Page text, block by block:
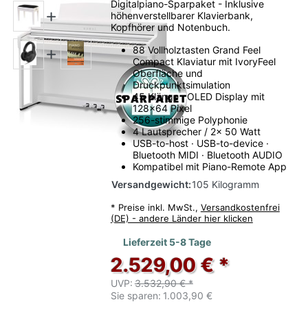
Digitalpiano-Sparpaket - Inklusive
höhenverstellbarer Klavierbank,
Kopfhörer und Notenbuch.
88 Vollholztasten Grand Feel
Compact Klaviatur mit IvoryFeel
Oberfläche und
Druckpunktsimulation
45 Klänge · OLED Display mit
128x64 Pixel
256-stimmige Polyphonie
4 Lautsprecher / 2x 50 Watt
USB-to-host · USB-to-device ·
Bluetooth MIDI · Bluetooth AUDIO
Kompatibel mit Piano-Remote App
Versandgewicht:105 Kilogramm
* Preise inkl. MwSt., Versandkostenfrei
(DE) - andere Länder hier klicken
Lieferzeit 5-8 Tage
2.529,00 € *
UVP: 3.532,90 € *
Sie sparen: 1.003,90 €